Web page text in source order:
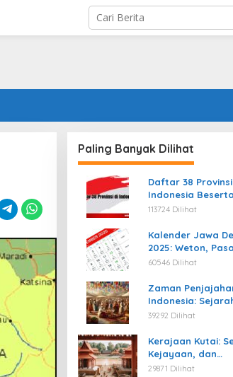
Paling Banyak Dilihat
Daftar 38
Indonesia Beserta
Ibukotanya
113724 Dilihat
Kalender Jawa
2025: Weton,
Hari Baik
60546 Dilihat
Zaman
Indonesia:
dan Perjuangan
39292 Dilihat
Kerajaan Kutai:
Kejayaan, dan
Peninggalannya
29871 Dilihat